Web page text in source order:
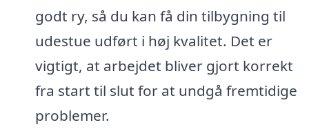
godt ry, så du kan få din tilbygning til
udestue udført i høj kvalitet. Det er
vigtigt, at arbejdet bliver gjort korrekt
fra start til slut for at undgå fremtidige
problemer.